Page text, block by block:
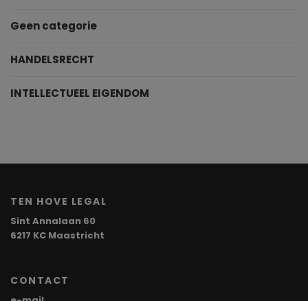
Geen categorie
HANDELSRECHT
INTELLECTUEEL EIGENDOM
TEN HOVE LEGAL
Sint Annalaan 60
6217 KC Maastricht
CONTACT